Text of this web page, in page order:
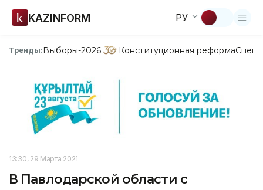
KAZINFORM РУ
Тренды:Выборы-2026 Конституционная реформа
13:30, 29 Марта 2021
В Павлодарской области с